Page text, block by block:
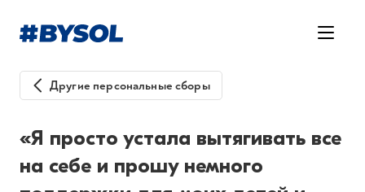
Другие персональные сборы
«Я просто устала вытягивать все
на себе и прошу немного